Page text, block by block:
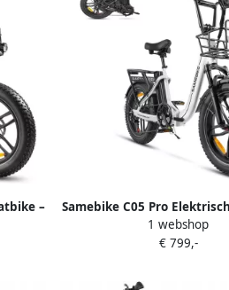
–
36V
Samebike C05 Pro
Opvouwbare E-Bike 250W
13Ah Accu (70 km
met Dubbele
1 webshop
€ 799,-